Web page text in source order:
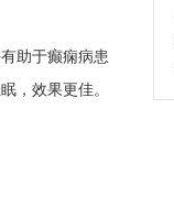
助于癫痫病患
，效果更佳。